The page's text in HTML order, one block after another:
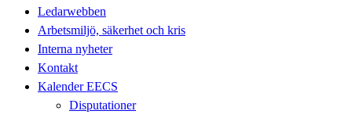
Ledarwebben
Arbetsmiljö, säkerhet och kris
Interna nyheter
Kontakt
Kalender EECS
Disputationer